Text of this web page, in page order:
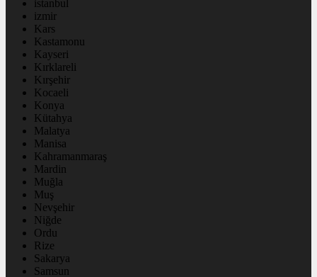
istanbul
izmir
Kars
Kastamonu
Kayseri
Kırklareli
Kırşehir
Kocaeli
Konya
Kütahya
Malatya
Manisa
Kahramanmaraş
Mardin
Muğla
Muş
Nevşehir
Niğde
Ordu
Rize
Sakarya
Samsun